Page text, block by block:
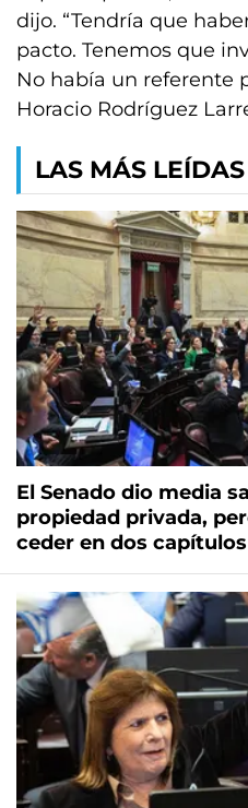
dijo. “Tendría que
pacto. Tenemos que
No había un referente
Horacio Rodríguez
LAS MÁS LEÍDAS
El Senado dio media
propiedad privada,
ceder en dos capítulos